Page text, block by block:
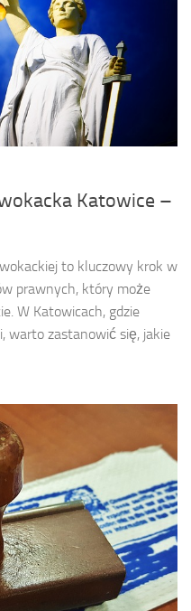
Katowice –
to kluczowy krok w
prawnych, który może
W Katowicach, gdzie
warto zastanowić się, jakie